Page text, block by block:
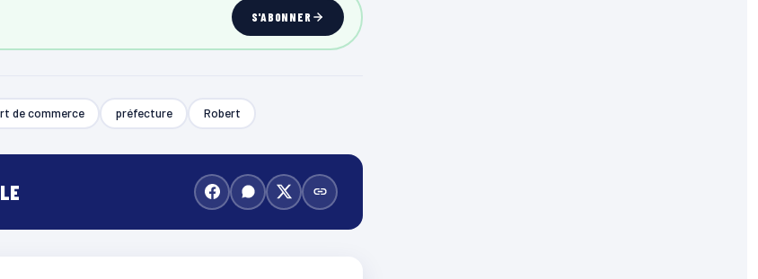
S'ABONNER
de commerce préfecture Robert